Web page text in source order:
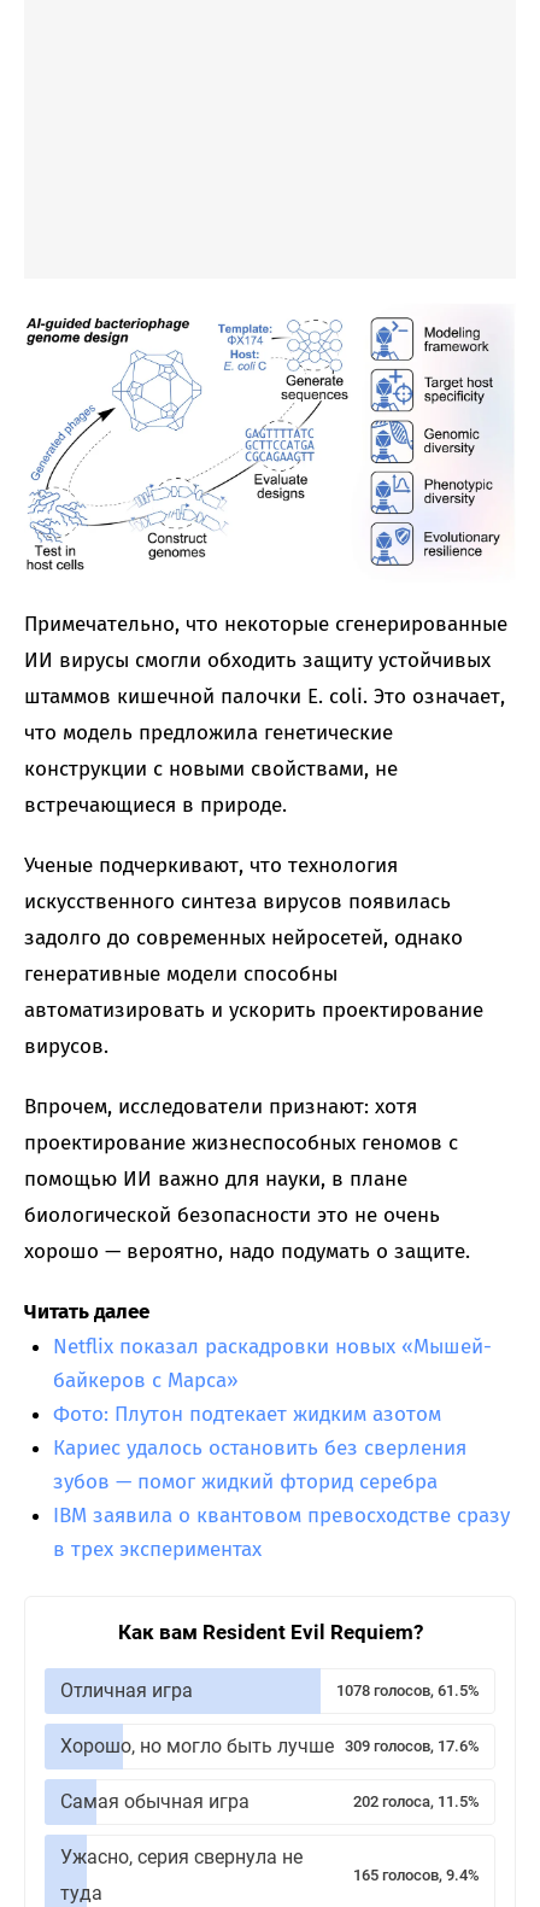
Примечательно, что некоторые сгенерированные
ИИ вирусы смогли обходить защиту устойчивых
штаммов кишечной палочки E. coli. Это означает,
что модель предложила генетические
конструкции с новыми свойствами, не
встречающиеся в природе.
Ученые подчеркивают, что технология
искусственного синтеза вирусов появилась
задолго до современных нейросетей, однако
генеративные модели способны
автоматизировать и ускорить проектирование
вирусов.
Впрочем, исследователи признают: хотя
проектирование жизнеспособных геномов с
помощью ИИ важно для науки, в плане
биологической безопасности это не очень
хорошо — вероятно, надо подумать о защите.
Читать далее
Netflix показал раскадровки новых «Мышей-
байкеров с Марса»
Фото: Плутон подтекает жидким азотом
Кариес удалось остановить без сверления
зубов — помог жидкий фторид серебра
IBM заявила о квантовом превосходстве сразу
в трех экспериментах
Как вам Resident Evil Requiem?
Отличная игра 1078 голосов, 61.5%
Хорошо, но могло быть лучше 309 голосов, 17.6%
Самая обычная игра 202 голоса, 11.5%
Ужасно, серия свернула не
туда
165 голосов, 9.4%